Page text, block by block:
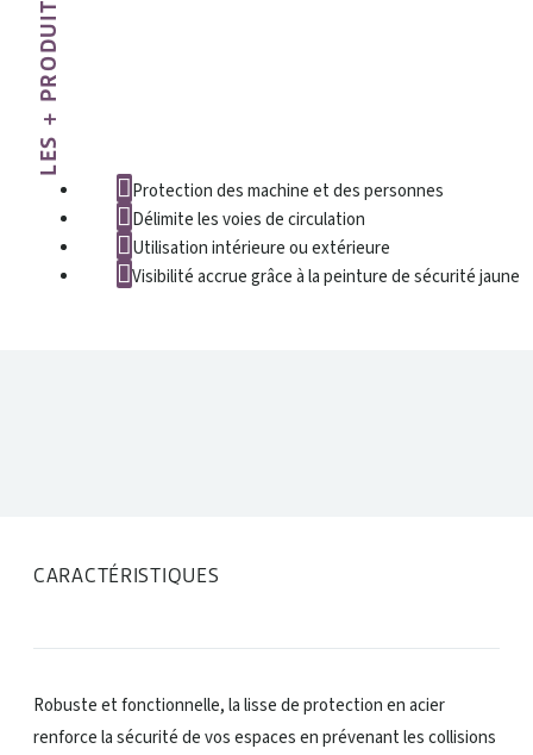
LES + PRODUIT
Protection des machine et des personnes
Délimite les voies de circulation
Utilisation intérieure ou extérieure
Visibilité accrue grâce à la peinture de sécurité jaune
CARACTÉRISTIQUES
Robuste et fonctionnelle, la lisse de protection en acier
renforce la sécurité de vos espaces en prévenant les collisions